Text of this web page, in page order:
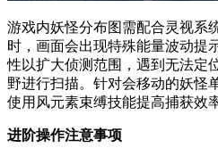
游戏内妖怪分布图需配合灵视系
时，画面会出现特殊能量波动提
性以扩大侦测范围，遇到无法定
野进行扫描。针对会移动的妖怪
使用风元素束缚技能提高捕获效率
进阶操作注意事项